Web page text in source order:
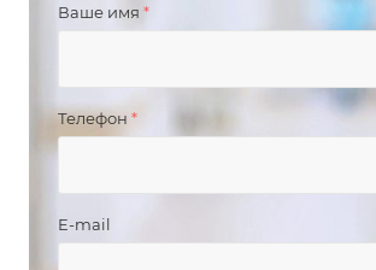
Ваше имя *
Телефон *
E-mail